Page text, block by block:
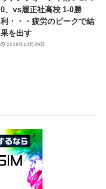
0、vs履正社高校 1-0勝
利・・・疲労のピークで結
果を出す
2019年12月29日